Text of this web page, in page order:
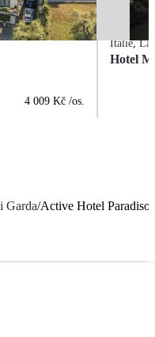
4 009 Kč /os.
Itálie,
Hotel
Garda/Active Hotel